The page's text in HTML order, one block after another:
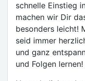
schnelle Einstieg
machen wir Dir
besonders leicht!
seid immer
und ganz
und Folgen lernen!